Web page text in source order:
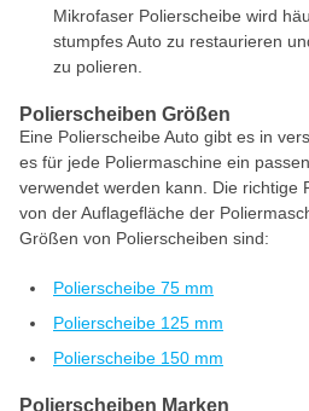
Mikrofaser Polierscheibe wird
stumpfes Auto zu restaurieren
zu polieren.
Polierscheiben Größen
Eine Polierscheibe Auto gibt es in
es für jede Poliermaschine ein
verwendet werden kann. Die richtige
von der Auflagefläche der
Größen von Polierscheiben sind:
Polierscheibe 75 mm
Polierscheibe 125 mm
Polierscheibe 150 mm
Polierscheiben Marken